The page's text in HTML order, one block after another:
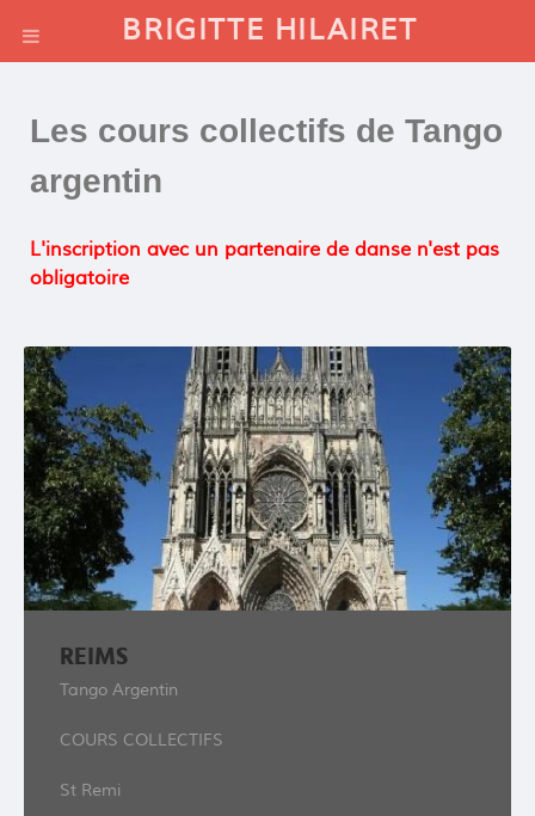
BRIGITTE HILAIRET
Les cours collectifs de Tango
argentin
L'inscription avec un partenaire de danse n'est pas
obligatoire
REIMS
Tango Argentin
COURS COLLECTIFS
St Remi